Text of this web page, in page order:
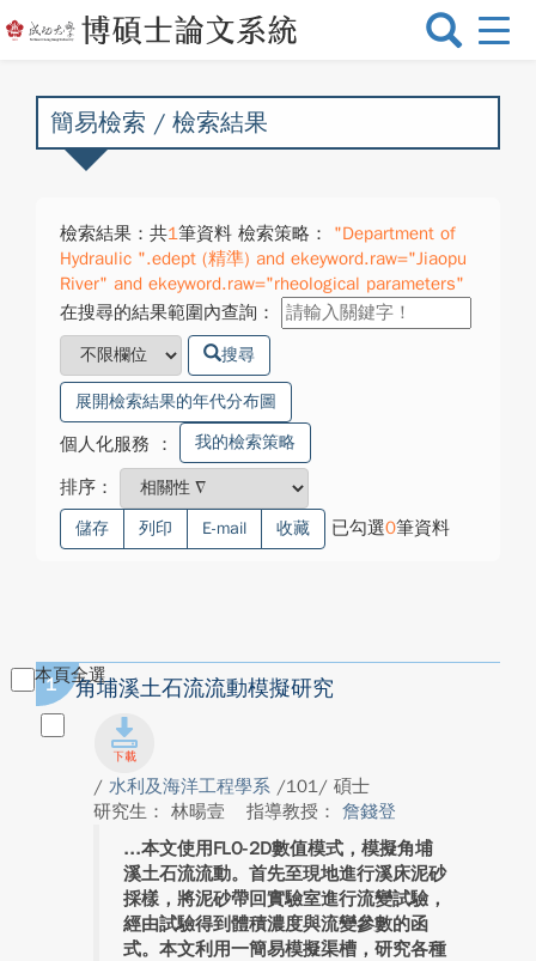
選
換
簡易檢索 / 檢索結果
檢索結果：共1筆資料 檢索策略：
"Department of
Hydraulic ".edept (精準) and ekeyword.raw="Jiaopu
River" and ekeyword.raw="rheological parameters"
在搜尋的結果範圍內查詢：
搜尋
展開檢索結果的年代分布圖
個人化服務 ： 我的檢索策略
排序：
儲存 列印 E-mail 收藏 已勾選0筆資料
本頁全選
1 角埔溪土石流流動模擬研究
/ 水利及海洋工程學系 /101/ 碩士
研究生： 林暘壹
指導教授： 詹錢登
本文使用FLO-2D數值模式，模擬角埔
溪土石流流動。首先至現地進行溪床泥砂
採樣，將泥砂帶回實驗室進行流變試驗，
經由試驗得到體積濃度與流變參數的函
式。本文利用一簡易模擬渠槽，研究各種